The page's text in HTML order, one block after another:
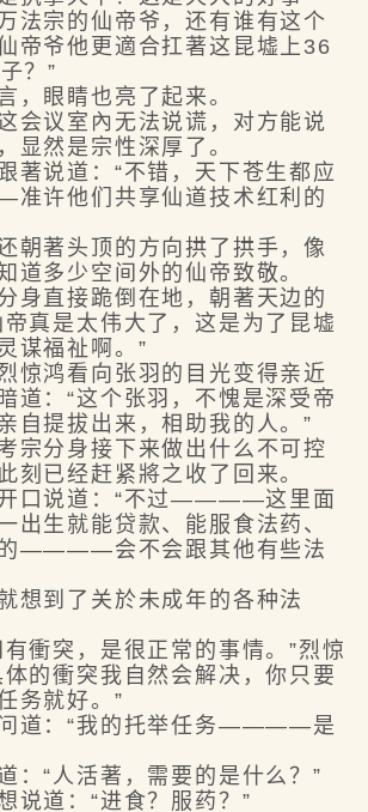
法宗的仙帝爷，还有谁有这个
帝爷他更適合扛著这昆墟上36
？”
眼睛也亮了起来。
议室內无法说谎，对方能说
显然是宗性深厚了。
说道：“不错，天下苍生都应
许他们共享仙道技术红利的
著头顶的方向拱了拱手，像
道多少空间外的仙帝致敬。
直接跪倒在地，朝著天边的
真是太伟大了，这是为了昆墟
谋福祉啊。”
鸿看向张羽的目光变得亲近
道：“这个张羽，不愧是深受帝
自提拔出来，相助我的人。”
分身接下来做出什么不可控
刻已经赶紧將之收了回来。
说道：“不过————这里面
出生就能贷款、能服食法药、
————会不会跟其他有些法
到了关於未成年的各种法
突，是很正常的事情。”烈惊
体的衝突我自然会解决，你只要
务就好。”
：“我的托举任务————是
“人活著，需要的是什么？”
道：“进食？服药？”